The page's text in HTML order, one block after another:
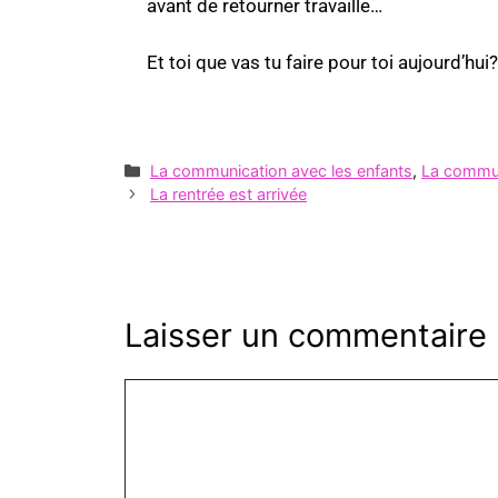
avant de retourner travaille…
Et toi que vas tu faire pour toi aujourd’hui?
La communication avec les enfants, La
La rentrée est arrivée
Laisser un commentaire